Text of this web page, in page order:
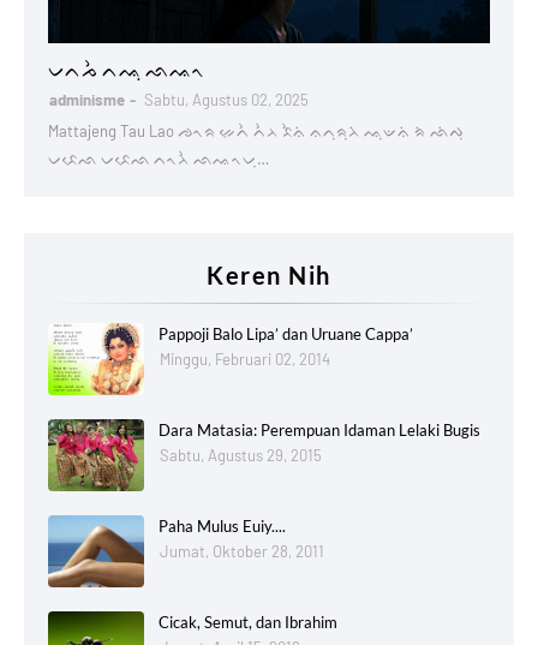
ᨆᨈᨍᨛ ᨈᨕᨘ ᨒᨕᨚ
adminisme
Sabtu, Agustus 02, 2025
Mattajeng Tau Lao ᨌᨚᨑ ᨀᨙᨈᨛ ᨈᨛᨂ ᨅᨛᨊᨗ ᨊᨈᨘᨑᨘᨂᨗ ᨕᨘᨉᨊᨗ ᨑᨗ ᨒᨗᨄᨘ
ᨆᨅᨙᨒ ᨆᨅᨙᨒ ᨈᨚᨂᨛ ᨒᨕᨚᨆᨘ…
Keren Nih
Pappoji Balo Lipa’ dan Uruane Cappa’
Minggu, Februari 02, 2014
Dara Matasia: Perempuan Idaman Lelaki Bugis
Sabtu, Agustus 29, 2015
Paha Mulus Euiy....
Jumat, Oktober 28, 2011
Cicak, Semut, dan Ibrahim